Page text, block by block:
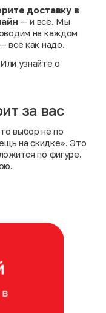
доставку в
— и всё. Мы
на каждом
всё как надо.
узнайте о
за вас
выбор не по
на скидке». Это
по фигуре.